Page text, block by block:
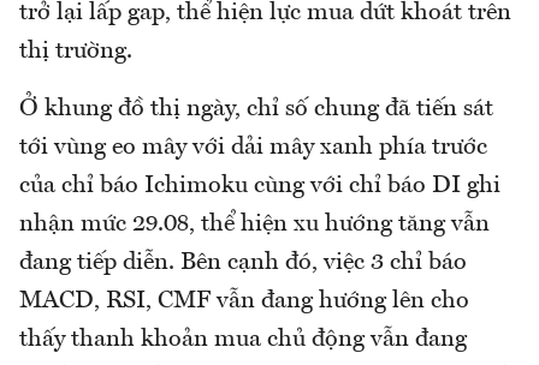
trở lại lấp gap, thể hiện lực mua dứt khoát trên
thị trường.
Ở khung đồ thị ngày, chỉ số chung đã tiến sát
tới vùng eo mây với dải mây xanh phía trước
của chỉ báo Ichimoku cùng với chỉ báo DI ghi
nhận mức 29.08, thể hiện xu hướng tăng vẫn
đang tiếp diễn. Bên cạnh đó, việc 3 chỉ báo
MACD, RSI, CMF vẫn đang hướng lên cho
thấy thanh khoản mua chủ động vẫn đang